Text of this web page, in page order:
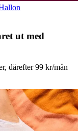
ut med
därefter 99 kr/mån